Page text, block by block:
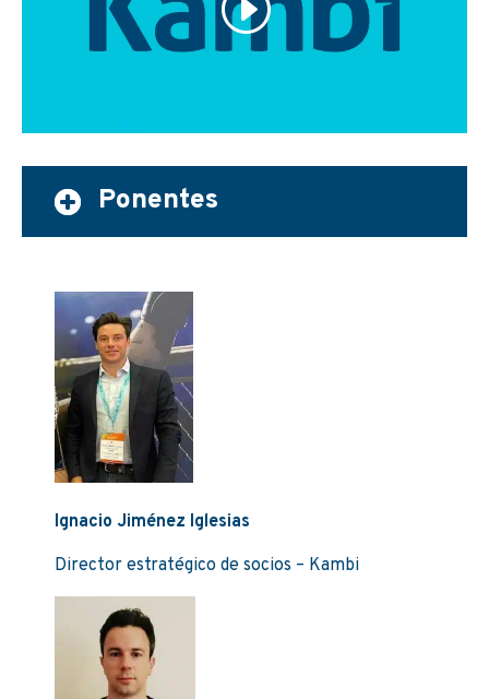
Ponentes
Ignacio Jiménez Iglesias
Director estratégico de socios – Kambi